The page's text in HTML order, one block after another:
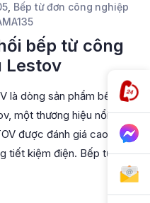
Bếp từ đơn công nghiệp
bếp từ công
Lestov
là dòng sản phẩm bếp từ
một thương hiệu nổi tiếng
được đánh giá cao về
tiết kiệm điện. Bếp từ để